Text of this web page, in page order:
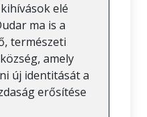
elé
ma is a
természeti
amely
új identitását a
erősítése